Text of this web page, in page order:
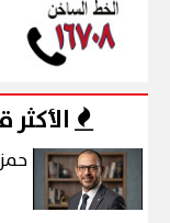
الأكثر